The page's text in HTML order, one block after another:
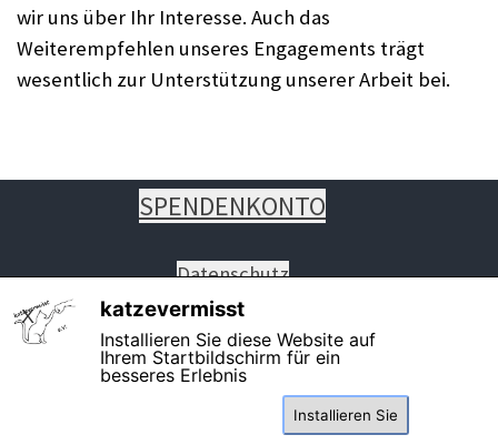
wir uns über Ihr Interesse. Auch das
Weiterempfehlen unseres Engagements trägt
wesentlich zur Unterstützung unserer Arbeit bei.
PHONE: +49 8261 7460819 auch
SPENDENKONTO
Datenschutz
Impressum
katzevermisst
Installieren Sie diese Website auf
Ihrem Startbildschirm für ein
besseres Erlebnis
Installieren Sie
X